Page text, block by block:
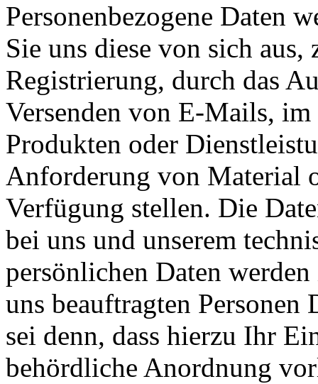
Personenbezogene Daten
Sie uns diese von sich
Registrierung, durch das
Versenden von E-Mails,
Produkten oder
Anforderung von Material
Verfügung stellen. Die
bei uns und unserem
persönlichen Daten
uns beauftragten
sei denn, dass hierzu Ihr
behördliche Anordnung